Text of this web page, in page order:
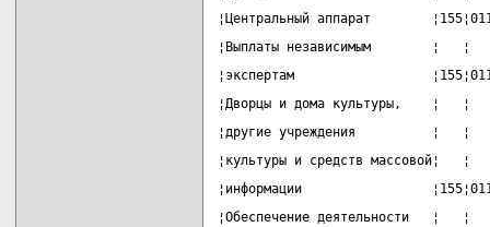
¦Центральный аппарат
¦Выплаты независимым
¦экспертам
¦Дворцы и дома культуры,
¦другие учреждения
¦культуры и средств
¦информации
¦Обеспечение деятельности